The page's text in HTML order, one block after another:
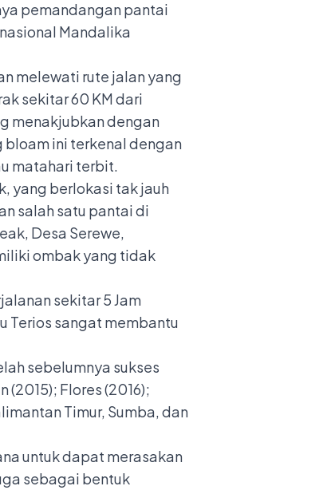
pemandangan pantai
Mandalika
melewati rute jalan yang
sekitar 60 KM dari
menakjubkan dengan
ini terkenal dengan
matahari terbit.
yang berlokasi tak jauh
salah satu pantai di
Desa Serewe,
ombak yang tidak
sekitar 5 Jam
Terios sangat membantu
sebelumnya sukses
(2015); Flores (2016);
Timur, Sumba, dan
untuk dapat merasakan
sebagai bentuk